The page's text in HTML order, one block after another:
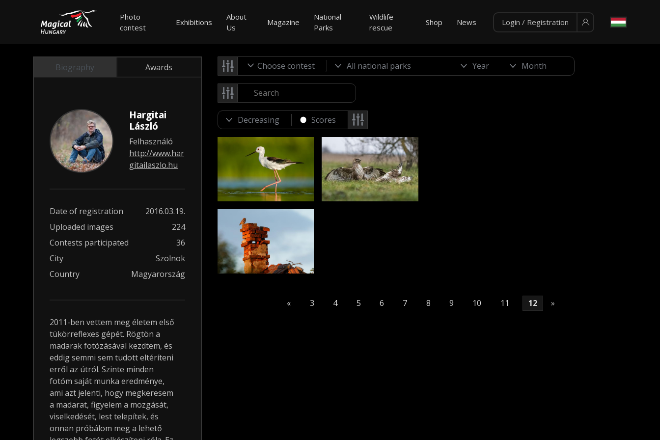
Photo
contest
Exhibitions
About
Us
Magazine
National
Parks
Wildlife
rescue
Shop News Login / Registration
Biography Awards
Hargitai
László
Felhasználó
http://www.har
gitailaszlo.hu
Date of registration
2016.03.19.
Uploaded images
224
Contests participated
36
City
Szolnok
Country
Magyarország
2011-ben vettem meg életem első
tükörreflexes gépét. Rögtön a
madarak fotózásával kezdtem, és
eddig semmi sem tudott eltéríteni
erről az útról. Szinte minden
fotóm saját munka eredménye,
ami azt jelenti, hogy megkeresem
a madarat, figyelem a mozgását,
viselkedését, lest telepítek, és
onnan próbálom meg a lehető
Choose contest
Scores
« 3 4 5 6 7 8 9 10 11 12 »